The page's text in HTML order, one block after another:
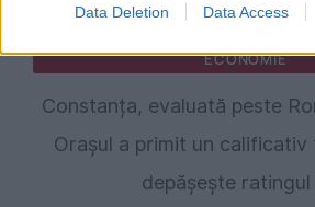
Data Deletion Data Access
ECONOMIE
Constanța, evaluată peste
Orașul a primit un calificativ
depășește